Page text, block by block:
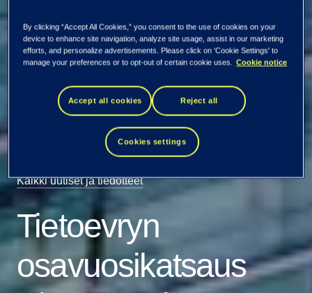
Kaikki uutiset ja tiedotteet
Tietoevryn
osavuosikatsaus
By clicking “Accept All Cookies,” you consent to the use of cookies on your
device to enhance site navigation, analyze site usage, assist in our marketing
efforts, and personalize advertisements. Please click on 'Cookie Settings' to
manage your preferences or to opt-out of certain cookie uses.
Cookie notice
Accept all cookies Reject all
Cookies settings